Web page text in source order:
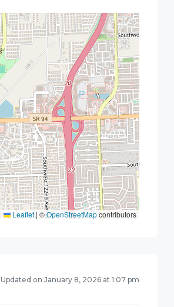
Leaflet | ©OpenStreetMapcontributors
Updated on January 8, 2026 at 1:07 pm